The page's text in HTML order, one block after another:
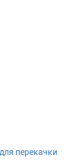
перекачки